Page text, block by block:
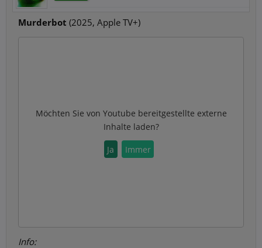
Murderbot (2025, Apple TV+)
Möchten Sie von Youtube bereitgestellte externe
Inhalte laden?
Ja Immer
Info: